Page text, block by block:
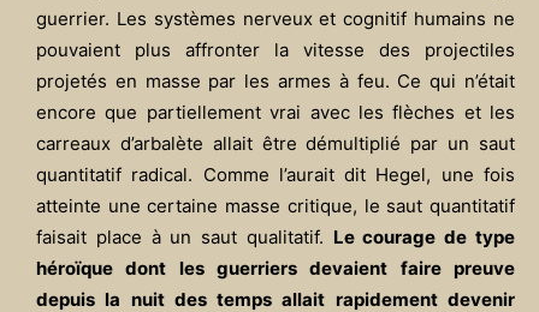
guerrier. Les systèmes nerveux et cognitif humains ne
pouvaient plus affronter la vitesse des projectiles
projetés en masse par les armes à feu. Ce qui n’était
encore que partiellement vrai avec les flèches et les
carreaux d’arbalète allait être démultiplié par un saut
quantitatif radical. Comme l’aurait dit Hegel, une fois
atteinte une certaine masse critique, le saut quantitatif
faisait place à un saut qualitatif. Le courage de type
héroïque dont les guerriers devaient faire preuve
depuis la nuit des temps allait rapidement devenir